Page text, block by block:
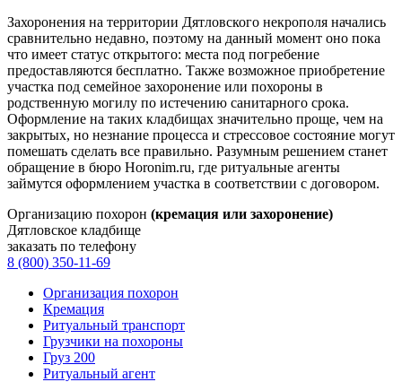
Захоронения на территории Дятловского некрополя начались
сравнительно недавно, поэтому на данный момент оно пока
что имеет статус открытого: места под погребение
предоставляются бесплатно. Также возможное приобретение
участка под семейное захоронение или похороны в
родственную могилу по истечению санитарного срока.
Оформление на таких кладбищах значительно проще, чем на
закрытых, но незнание процесса и стрессовое состояние могут
помешать сделать все правильно. Разумным решением станет
обращение в бюро Horonim.ru, где ритуальные агенты
займутся оформлением участка в соответствии с договором.
Организацию похорон (кремация или захоронение)
Дятловское кладбище
заказать по телефону
8 (800) 350-11-69
Организация похорон
Кремация
Ритуальный транспорт
Грузчики на похороны
Груз 200
Ритуальный агент